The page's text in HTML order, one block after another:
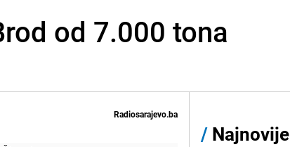
od 7.000 tona
Radiosarajevo.ba
/ Najnovije